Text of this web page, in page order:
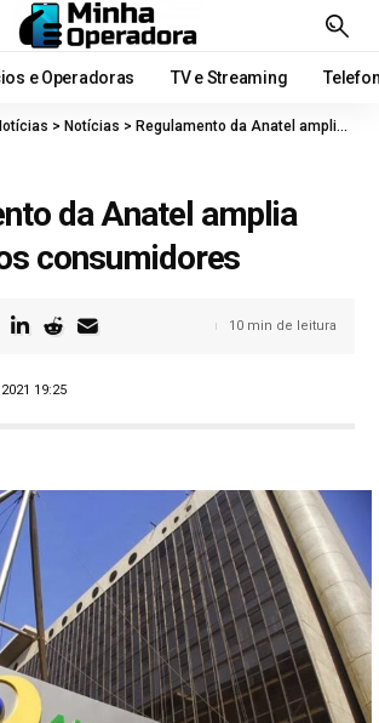
e Operadoras TV e Streaming
> Notícias > Regulamento da Anatel amplia direitos dos consumidores
da Anatel amplia
consumidores
19:25
10 min de leitura